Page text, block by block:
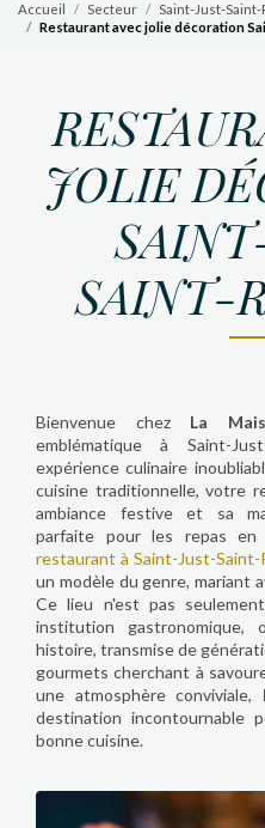
Accueil Secteur
Saint-Just-Saint-
Restaurant avec jolie décoration
JOLIE
SAINT-
Bienvenue chez La
emblématique à Saint-
expérience culinaire
cuisine traditionnelle, votre
ambiance festive et sa
parfaite pour les repas en
restaurant à Saint-Just-Saint-
un modèle du genre, mariant
Ce lieu n'est pas
institution
histoire, transmise de
gourmets cherchant à
une atmosphère conviviale,
destination incontournable
bonne cuisine.